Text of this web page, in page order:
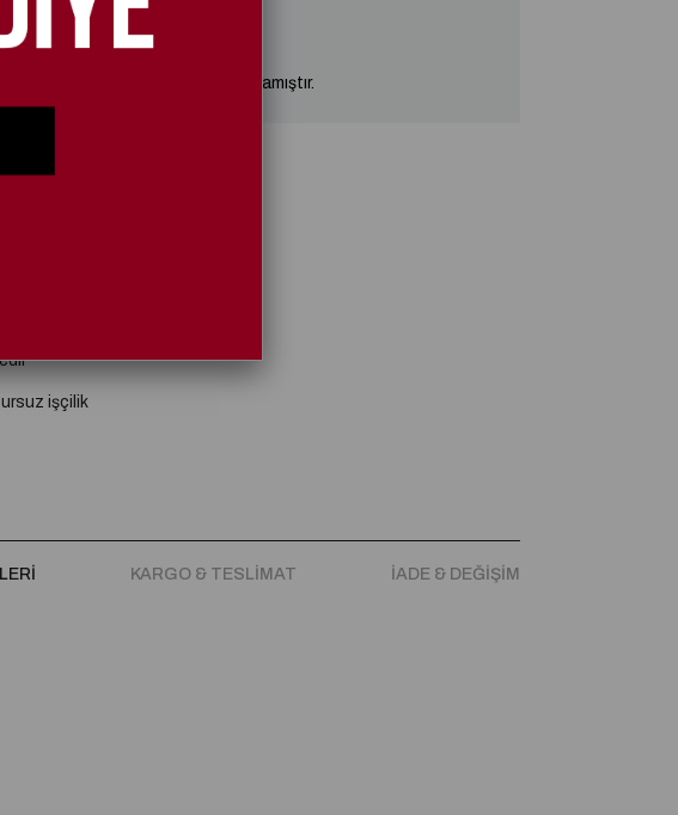
Ürün stoklarımızda kalmamıştır.
işçilik
KARGO & TESLIMAT İADE & DEĞIŞIM